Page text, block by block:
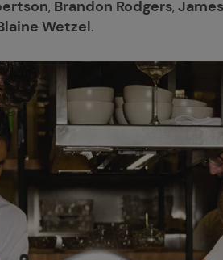
, Brandon Rodgers,
Wetzel.